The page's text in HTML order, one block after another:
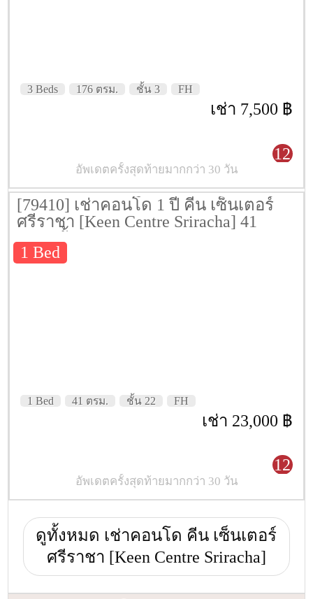
3 Beds 176 ตรม. ชั้น 3 FH
เช่า 7,500 ฿
12
อัพเดตครั้งสุดท้ายมากกว่า 30 วัน
[79410] เช่าคอนโด 1 ปี คีน เซ็นเตอร์
ศรีราชา [Keen Centre Sriracha] 41
ตรม. ชั้น 22
1 Bed
1 Bed 41 ตรม. ชั้น 22 FH
เช่า 23,000 ฿
12
อัพเดตครั้งสุดท้ายมากกว่า 30 วัน
ดูทั้งหมด เช่าคอนโด คีน เซ็นเตอร์
ศรีราชา [Keen Centre Sriracha]